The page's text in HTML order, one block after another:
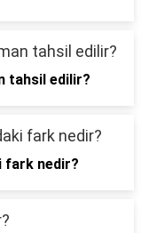
tahsil edilir?
fark nedir?